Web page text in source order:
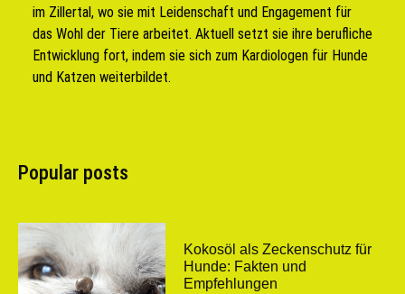
im Zillertal, wo sie mit Leidenschaft und Engagement für
das Wohl der Tiere arbeitet. Aktuell setzt sie ihre berufliche
Entwicklung fort, indem sie sich zum Kardiologen für Hunde
und Katzen weiterbildet.
Popular posts
Kokosöl als Zeckenschutz für
Hunde: Fakten und
Empfehlungen